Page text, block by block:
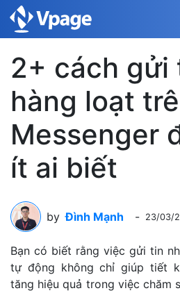
2+ cách gửi
hàng loạt
Messenger
ít ai biết
by Đình Mạnh - 23/03/
Bạn có biết rằng việc gửi tin
tự động không chỉ giúp tiết
tăng hiệu quả trong việc chăm